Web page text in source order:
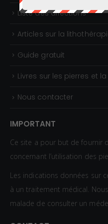
Liste des affections
Articles sur la
Guide gratuit
Livres sur les pierres et
Nous contacter
IMPORTANT
Ce site a pour but de fournir
concernant l’utilisation des
Les indications données sur
à un traitement médical.
malade de consulter un